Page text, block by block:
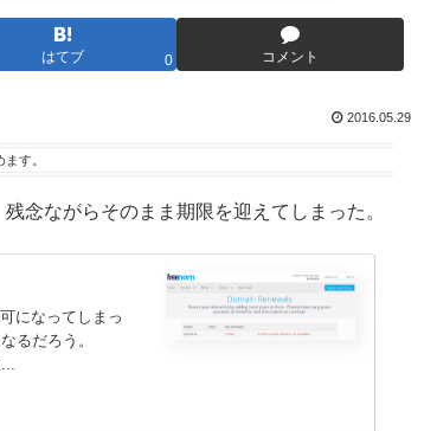
はてブ 0 コメント
2016.05.29
す。
念ながらそのまま期限を迎えてしまった。
になってしまっ
るだろう。